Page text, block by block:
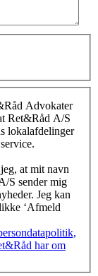
Advokater
Ret&Råd A/S
lokalafdelinger
at mit navn
S sender mig
Jeg kan
‘Afmeld
har om